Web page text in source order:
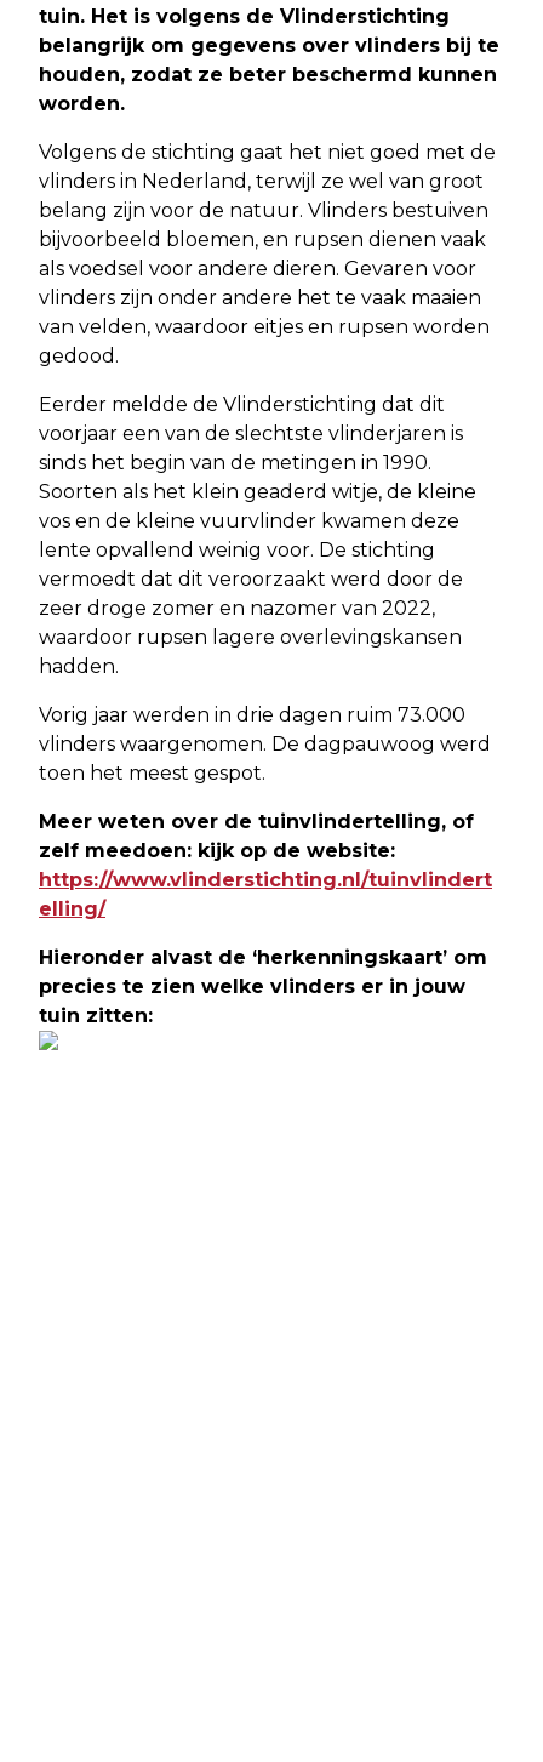
tuin. Het is volgens de Vlinderstichting
belangrijk om gegevens over vlinders bij te
houden, zodat ze beter beschermd kunnen
worden.
Volgens de stichting gaat het niet goed met de
vlinders in Nederland, terwijl ze wel van groot
belang zijn voor de natuur. Vlinders bestuiven
bijvoorbeeld bloemen, en rupsen dienen vaak
als voedsel voor andere dieren. Gevaren voor
vlinders zijn onder andere het te vaak maaien
van velden, waardoor eitjes en rupsen worden
gedood.
Eerder meldde de Vlinderstichting dat dit
voorjaar een van de slechtste vlinderjaren is
sinds het begin van de metingen in 1990.
Soorten als het klein geaderd witje, de kleine
vos en de kleine vuurvlinder kwamen deze
lente opvallend weinig voor. De stichting
vermoedt dat dit veroorzaakt werd door de
zeer droge zomer en nazomer van 2022,
waardoor rupsen lagere overlevingskansen
hadden.
Vorig jaar werden in drie dagen ruim 73.000
vlinders waargenomen. De dagpauwoog werd
toen het meest gespot.
Meer weten over de tuinvlindertelling, of
zelf meedoen: kijk op de website:
https://www.vlinderstichting.nl/tuinvlindert
elling/
Hieronder alvast de ‘herkenningskaart’ om
precies te zien welke vlinders er in jouw
tuin zitten: